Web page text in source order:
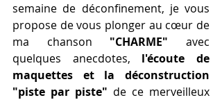
semaine de déconfinement, je vous
propose de vous plonger au cœur de
ma chanson "CHARME" avec
quelques anecdotes, l'écoute de
maquettes et la déconstruction
"piste par piste" de ce merveilleux